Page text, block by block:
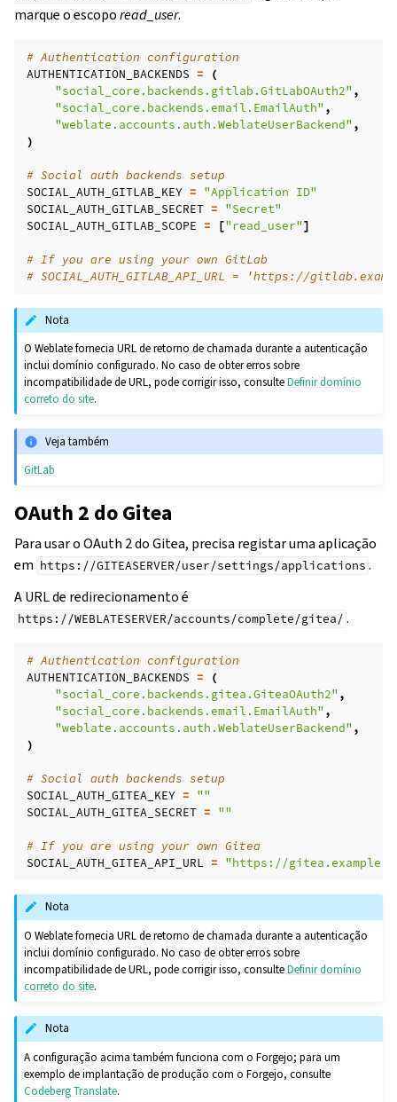
marque o escoporead_user.
# Authentication configuration
AUTHENTICATION_BACKENDS =
(
"social_core.backends.gitlab.GitLabOAuth2",
"social_core.backends.email.EmailAuth",
"weblate.accounts.auth.WeblateUserBackend",
)
# Social auth backends setup
SOCIAL_AUTH_GITLAB_KEY = "Application ID"
SOCIAL_AUTH_GITLAB_SECRET = "Secret"
SOCIAL_AUTH_GITLAB_SCOPE = ["read_user"]
# If you are using your own GitLab
# SOCIAL_AUTH_GITLAB_API_URL = 'https://
Nota
O Weblate fornecia URL de retorno de chamada durante a autenticação
inclui domínio configurado. No caso de obter erros sobre
incompatibilidade de URL, pode corrigir isso, consulteDefinir domínio
correto do site.
Veja também
GitLab
OAuth 2 do Gitea
Para usar o OAuth 2 do Gitea, precisa registar uma aplicação
em https://GITEASERVER/user/settings/applications .
A URL de redirecionamento é
https://WEBLATESERVER/accounts/complete/gitea/ .
# Authentication configuration
AUTHENTICATION_BACKENDS =
(
"social_core.backends.gitea.GiteaOAuth2",
"social_core.backends.email.EmailAuth",
"weblate.accounts.auth.WeblateUserBackend",
)
# Social auth backends setup
SOCIAL_AUTH_GITEA_KEY = ""
SOCIAL_AUTH_GITEA_SECRET = ""
# If you are using your own Gitea
SOCIAL_AUTH_GITEA_API_URL = "https://
Nota
O Weblate fornecia URL de retorno de chamada durante a autenticação
inclui domínio configurado. No caso de obter erros sobre
incompatibilidade de URL, pode corrigir isso, consulteDefinir domínio
correto do site.
Nota
A configuração acima também funciona com o Forgejo; para um
exemplo de implantação de produção com o Forgejo, consulte
Codeberg Translate.